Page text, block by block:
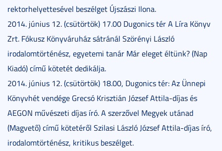
rektorhelyettesével beszélget Újszászi Ilona.
2014. június 12. (csütörtök) 17.00 Dugonics tér A Líra Könyv
Zrt. Fókusz Könyváruház sátránál Szörényi László
irodalomtörténész, egyetemi tanár Már eleget éltünk? (Nap
Kiadó) című kötetét dedikálja.
2014. június 12. (csütörtök) 18.00, Dugonics tér: Az Ünnepi
Könyvhét vendége Grecsó Krisztián József Attila-díjas és
AEGON művészeti díjas író. A szerzővel Megyek utánad
(Magvető) című kötetéről Szilasi László József Attila-díjas író,
irodalomtörténész, kritikus beszélget.